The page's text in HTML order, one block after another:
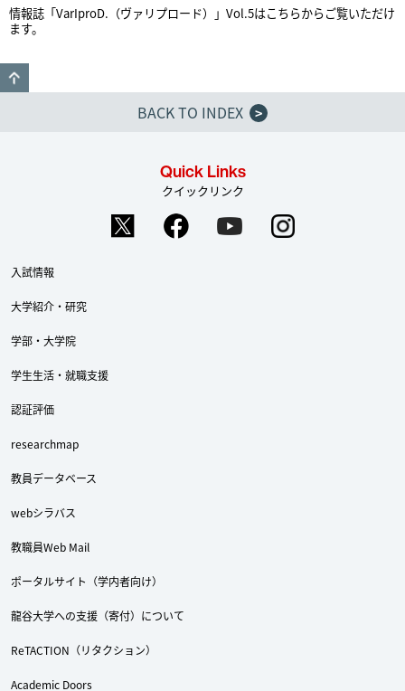
情報誌「VarIproD.（ヴァリプロード）」Vol.5はこちらからご覧いただけ
ます。
BACK TO INDEX
>
Quick Links
クイックリンク
入試情報
大学紹介・研究
学部・大学院
学生生活・就職支援
認証評価
researchmap
教員データベース
webシラバス
教職員Web Mail
ポータルサイト（学内者向け）
龍谷大学への支援（寄付）について
ReTACTION（リタクション）
Academic Doors